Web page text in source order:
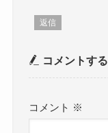
返信
コメントする
コメント ※